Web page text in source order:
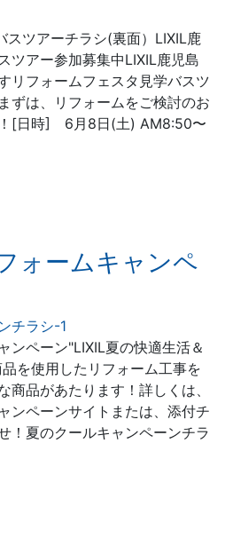
スツアーチラシ(裏面）LIXIL鹿
ツアー参加募集中LIXIL鹿児島
リフォームフェスタ見学バスツ
ずは、リフォームをご検討のお
[日時] 6月8日(土) AM8:50〜
ォームキャンペ
ンペーン"LIXIL夏の快適生活＆
を使用したリフォーム工事を
商品があたります！詳しくは、
ンペーンサイトまたは、添付チ
！夏のクールキャンペーンチラ